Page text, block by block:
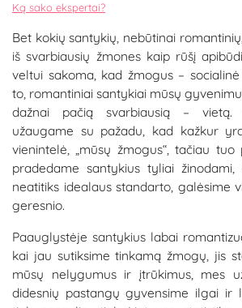
Ką sako ekspertai?
Bet kokių santykių, nebūtinai
iš svarbiausių žmones kaip rūšį
veltui sakoma, kad žmogus –
to, romantiniai santykiai mūsų
dažnai pačią svarbiausią – vietą.
užaugame su pažadu, kad kažkur
vienintelė, „mūsų žmogus“, tačiau
pradedame santykius tyliai
neatitiks idealaus standarto, galėsime
geresnio.
Paauglystėje santykius labai
kai jau sutiksime tinkamą žmogų, jis
mūsų nelygumus ir įtrūkimus, mes
didesnių pastangų gyvensime ilgai ir